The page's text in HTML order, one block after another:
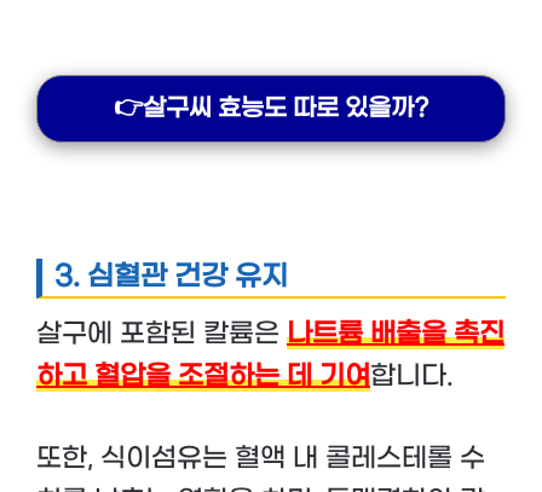
👉살구씨 효능도 따로 있을까?
3. 심혈관 건강 유지
살구에 포함된 칼륨은 나트륨 배출을 촉진
하고 혈압을 조절하는 데 기여합니다.
또한, 식이섬유는 혈액 내 콜레스테롤 수